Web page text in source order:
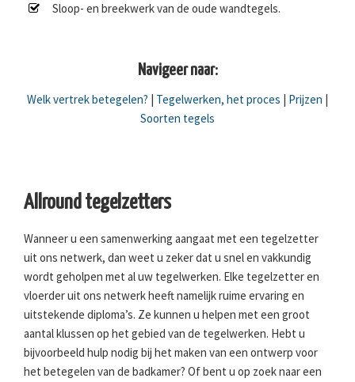
Sloop- en breekwerk van de oude wandtegels.
Navigeer naar:
Welk vertrek betegelen? Tegelwerken, het proces Prijzen
Soorten tegels
Allround tegelzetters
Wanneer u een samenwerking aangaat met een tegelzetter
uit ons netwerk, dan weet u zeker dat u snel en vakkundig
wordt geholpen met al uw tegelwerken. Elke tegelzetter en
vloerder uit ons netwerk heeft namelijk ruime ervaring en
uitstekende diploma’s. Ze kunnen u helpen met een groot
aantal klussen op het gebied van de tegelwerken. Hebt u
bijvoorbeeld hulp nodig bij het maken van een ontwerp voor
het betegelen van de badkamer? Of bent u op zoek naar een